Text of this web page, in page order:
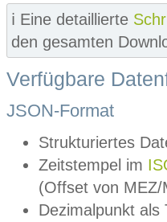
ℹ️ Eine detaillierte
den gesamten
Verfügbare
JSON-Format
Strukturiertes
Zeitstempel im
(Offset von MEZ/
Dezimalpunkt als